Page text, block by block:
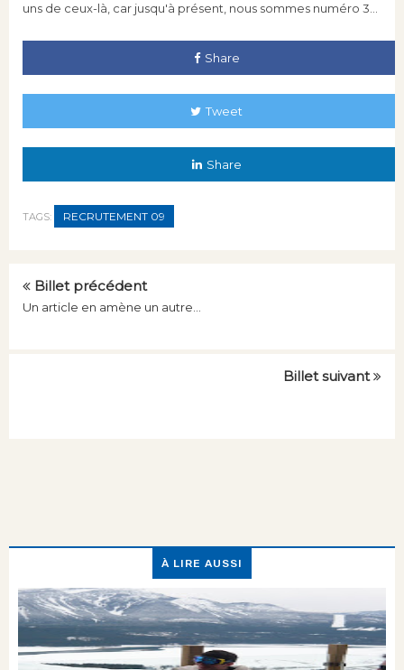
uns de ceux-là, car jusqu'à présent, nous sommes numéro 3...
Share
Tweet
Share
TAGS: RECRUTEMENT 09
Billet précédent
Un article en amène un autre...
Billet suivant
À LIRE AUSSI